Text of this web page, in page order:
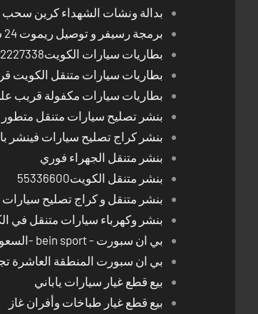
بدالة ونشات الشهداء كرين سحب
برمجة رسيفر و توصيل ريموت 24 ساعة في محافظات الكويت
بطاريات سيارات الكويت52227338
بطاريات سيارات متنقل الكويت
بطاريات سيارات مكفولة قريب
بنشر تصليح سيارات متنقل متطور
بنشر كراج تصليح سيارات فينشر
بنشر متنقل الجهراء فوري
بنشر متنقل الكويت55336600
بنشر متنقل و كراج تصليح
بنشر وكهرباء سيارات متنقل في
بي ان سبورت - bein sport -السعودية -اشتراك ريسيفر- تجديد اشتراك
بي ان سبورت المنطقة العاشرة
بيع قطع غيار سيارات ياباني
بيع قطع غيار طباخات وأفران غاز